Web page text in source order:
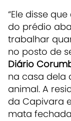
“Ele disse
do prédio
trabalhar
no posto de
Diário
na casa dela
animal. A
da Capivara
mata